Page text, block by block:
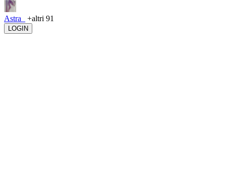
Astra_ +altri 91
LOGIN